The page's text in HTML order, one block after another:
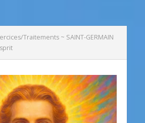
Traitements ~ SAINT-GERMAIN